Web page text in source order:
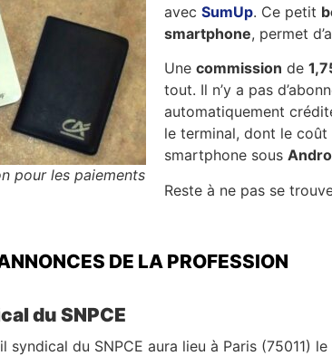
pour les paiements
avec SumUp. Ce petit
smartphone, permet
Une commission de
tout. Il n’y a pas
automatiquement
le terminal, dont le coût
smartphone sous
Reste à ne pas se
DE LA PROFESSION
du SNPCE
syndical du SNPCE aura lieu à Paris (75011) le